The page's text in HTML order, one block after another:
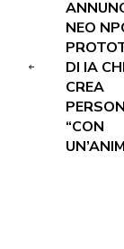
NEO
DI IA
CREA
“CON